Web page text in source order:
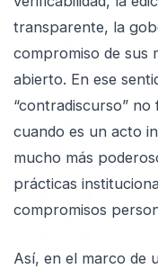
transparente, la
compromiso de sus
abierto. En ese
“contradiscurso”
cuando es un acto
mucho más
prácticas
compromisos
Así, en el marco de